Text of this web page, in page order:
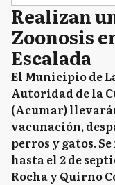
Realizan
Zoonosis
Escalada
El Municipio de
Autoridad de la
(Acumar)
vacunación,
perros y gatos.
hasta el 2 de
Rocha y Quirno